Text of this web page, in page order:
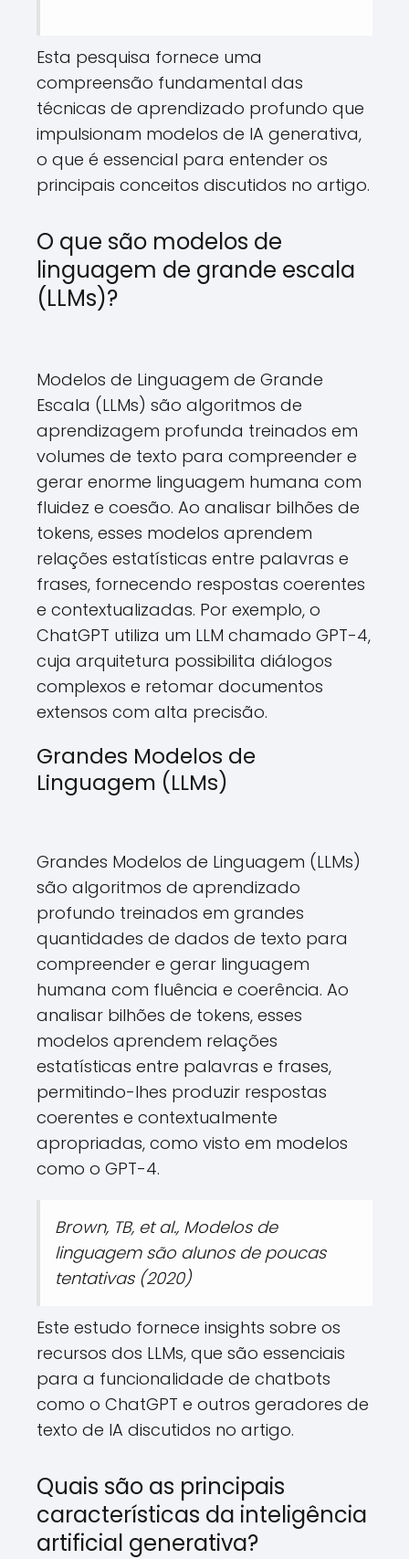
Esta pesquisa fornece uma
compreensão fundamental das
técnicas de aprendizado profundo que
impulsionam modelos de IA generativa,
o que é essencial para entender os
principais conceitos discutidos no artigo.
O que são modelos de
linguagem de grande escala
(LLMs)?
Modelos de Linguagem de Grande
Escala (LLMs) são algoritmos de
aprendizagem profunda treinados em
volumes de texto para compreender e
gerar enorme linguagem humana com
fluidez e coesão. Ao analisar bilhões de
tokens, esses modelos aprendem
relações estatísticas entre palavras e
frases, fornecendo respostas coerentes
e contextualizadas. Por exemplo, o
ChatGPT utiliza um LLM chamado GPT-4,
cuja arquitetura possibilita diálogos
complexos e retomar documentos
extensos com alta precisão.
Grandes Modelos de
Linguagem (LLMs)
Grandes Modelos de Linguagem (LLMs)
são algoritmos de aprendizado
profundo treinados em grandes
quantidades de dados de texto para
compreender e gerar linguagem
humana com fluência e coerência. Ao
analisar bilhões de tokens, esses
modelos aprendem relações
estatísticas entre palavras e frases,
permitindo-lhes produzir respostas
coerentes e contextualmente
apropriadas, como visto em modelos
como o GPT-4.
Brown, TB, et al., Modelos de
linguagem são alunos de poucas
tentativas (2020)
Este estudo fornece insights sobre os
recursos dos LLMs, que são essenciais
para a funcionalidade de chatbots
como o ChatGPT e outros geradores de
texto de IA discutidos no artigo.
Quais são as principais
características da inteligência
artificial generativa?